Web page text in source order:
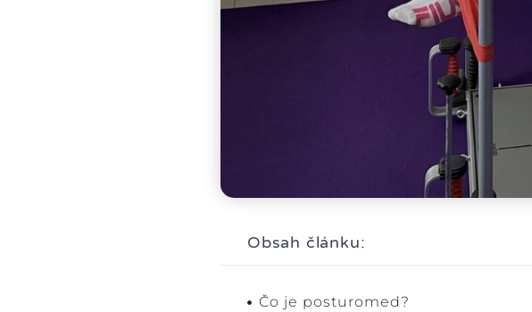
Obsah článku:
Čo je posturomed?